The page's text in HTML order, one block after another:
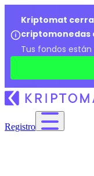
Kriptomat
criptomonedas
Tus fondos
Registro